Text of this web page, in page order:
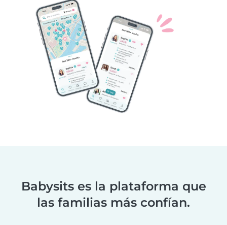
Babysits es la plataforma que
las familias más confían.